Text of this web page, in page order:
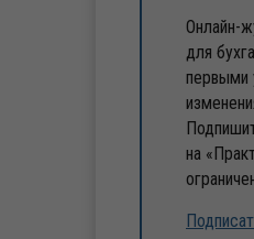
Онлайн-
для
первыми
на